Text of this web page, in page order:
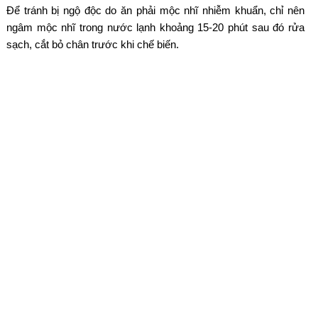
Để tránh bị ngộ độc do ăn phải mộc nhĩ nhiễm khuẩn, chỉ nên
ngâm mộc nhĩ trong nước lạnh khoảng 15-20 phút sau đó rửa
sạch, cắt bỏ chân trước khi chế biến.